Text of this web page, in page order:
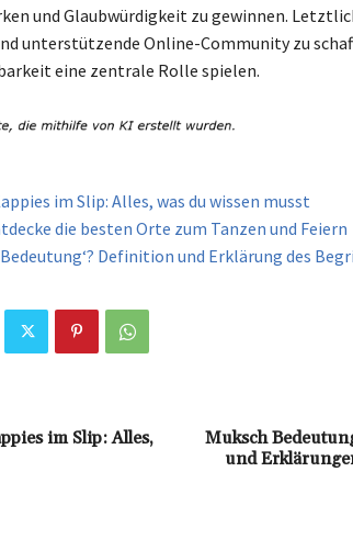
und Glaubwürdigkeit zu gewinnen.
unterstützende Online-Community zu
eine zentrale Rolle spielen.
im Slip: Alles, was du wissen musst
die besten Orte zum Tanzen und Feiern
Bedeutung‘? Definition und Erklärung des
im Slip: Alles,
Muksch
und